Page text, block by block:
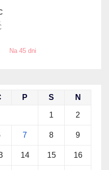
Na 45 dni
P S N
1 2
7 8 9
14 15 16